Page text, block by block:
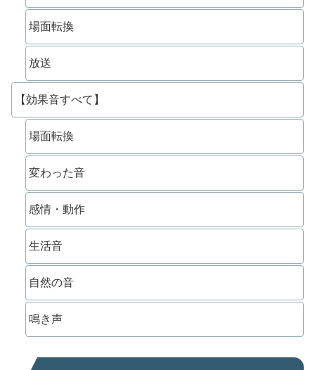
場面転換
放送
【効果音すべて】
場面転換
変わった音
感情・動作
生活音
自然の音
鳴き声